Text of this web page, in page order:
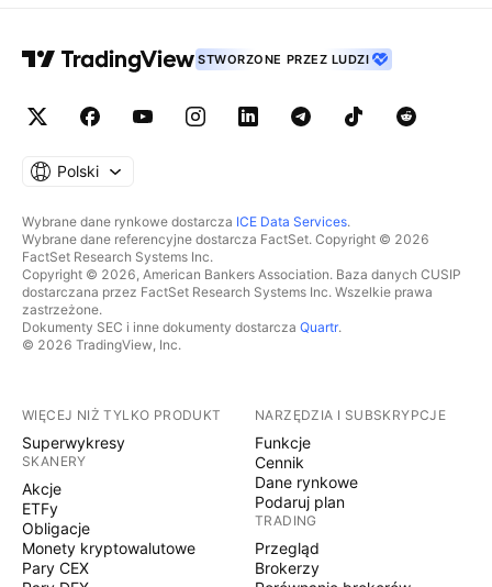
STWORZONE PRZEZ LUDZI
Polski
Wybrane dane rynkowe dostarcza ICE Data Services.
Wybrane dane referencyjne dostarcza FactSet. Copyright © 2026
FactSet Research Systems Inc.
Copyright © 2026, American Bankers Association. Baza danych CUSIP
dostarczana przez FactSet Research Systems Inc. Wszelkie prawa
zastrzeżone.
Dokumenty SEC i inne dokumenty dostarcza Quartr.
© 2026 TradingView, Inc.
WIĘCEJ NIŻ TYLKO PRODUKT
Superwykresy
SKANERY
Akcje
ETFy
Obligacje
Monety kryptowalutowe
Pary CEX
NARZĘDZIA I SUBSKRYPCJE
Funkcje
Cennik
Dane rynkowe
Podaruj plan
TRADING
Przegląd
Brokerzy